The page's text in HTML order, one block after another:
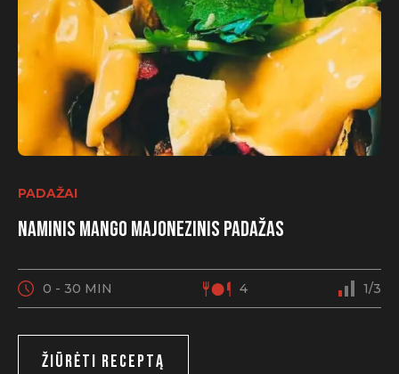
PADAŽAI
Naminis mango majonezinis padažas
0 - 30 MIN 4 1/3
ŽIŪRĖTI RECEPTĄ